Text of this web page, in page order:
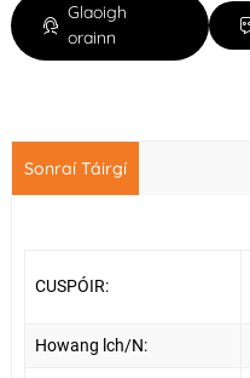
Glaoigh
orainn
Sonraí Táirgí
CUSPÓIR:
Howang lch/N: